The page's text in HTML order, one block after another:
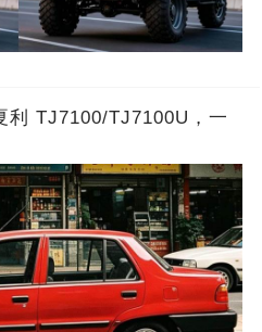
利 TJ7100/TJ7100U，一